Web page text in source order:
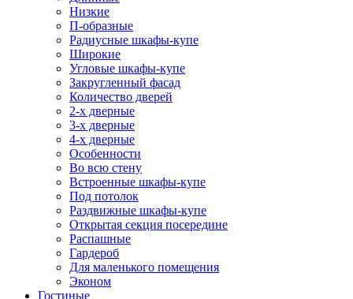
Низкие
П-образные
Радиусные шкафы-купе
Широкие
Угловые шкафы-купе
Закругленный фасад
Количество дверей
2-х дверные
3-х дверные
4-х дверные
Особенности
Во всю стену
Встроенные шкафы-купе
Под потолок
Раздвижные шкафы-купе
Открытая секция посередине
Распашные
Гардероб
Для маленького помещения
Эконом
Гостиные